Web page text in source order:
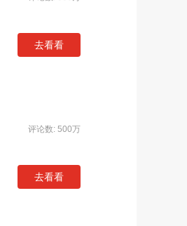
去看看
评论数: 500万
去看看